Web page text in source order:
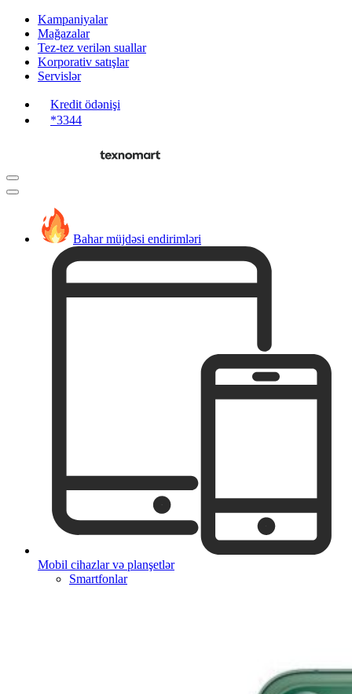
Kampaniyalar
Mağazalar
Tez-tez verilən suallar
Korporativ satışlar
Servislər
Kredit ödənişi
*3344
Bahar müjdəsi endirimləri
Mobil cihazlar və planşetlər
Smartfonlar